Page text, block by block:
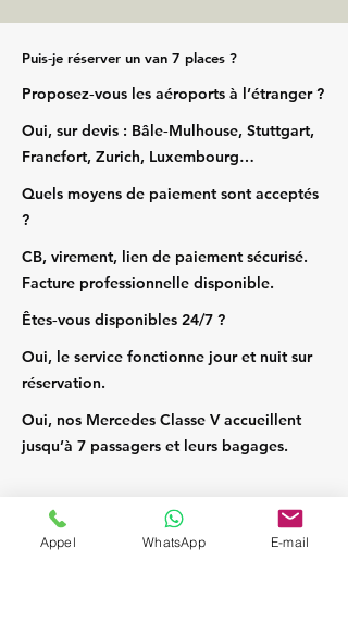
Puis‑je réserver un van 7 places ?
Proposez‑vous les aéroports à l’étranger ?
Oui, sur devis : Bâle‑Mulhouse, Stuttgart,
Francfort, Zurich, Luxembourg…
Quels moyens de paiement sont acceptés
?
CB, virement, lien de paiement sécurisé.
Facture professionnelle disponible.
Êtes‑vous disponibles 24/7 ?
Oui, le service fonctionne jour et nuit sur
réservation.
Oui, nos Mercedes Classe V accueillent
jusqu’à 7 passagers et leurs bagages.
Appel WhatsApp E-mail